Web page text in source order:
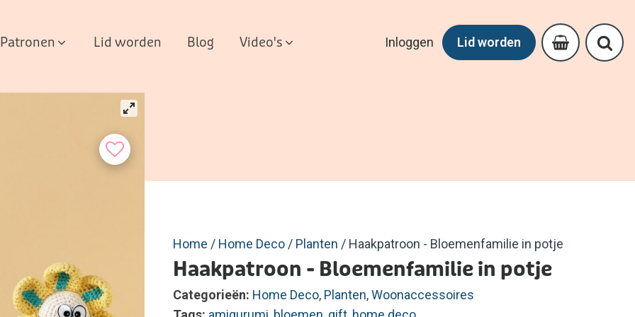
Patronen Lid worden Blog Video's Inloggen Lid worden
Home / Home Deco / Planten / Haakpatroon - Bloemenfamilie in potje
Haakpatroon - Bloemenfamilie in potje
Categorieën: Home Deco, Planten,Woonaccessoires